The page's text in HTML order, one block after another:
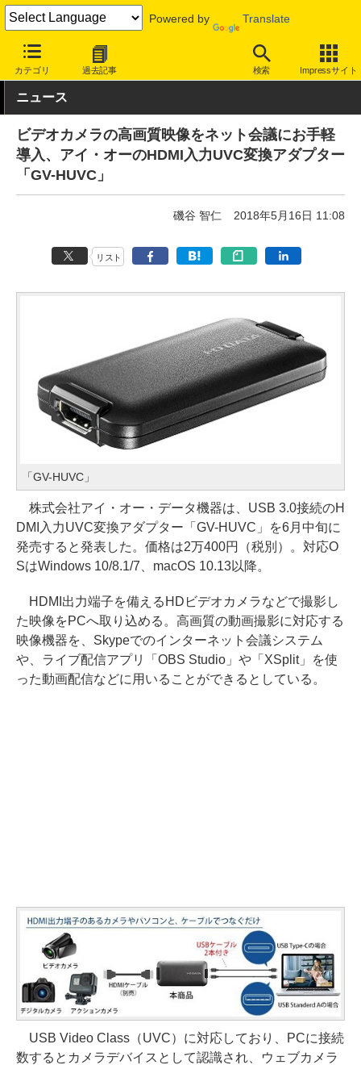
Powered by Translate
カテゴリ 過去記事 検索 Impressサイト
INTERNET Watch ハードウェア
ニュース
ビデオカメラの高画質映像をネット会議にお手軽
導入、アイ・オーのHDMI入力UVC変換アダプター
「GV-HUVC」
磯谷 智仁 2018年5月16日 11:08
リスト
「GV-HUVC」
株式会社アイ・オー・データ機器は、USB 3.0接続のH
DMI入力UVC変換アダプター「GV-HUVC」を6月中旬に
発売すると発表した。価格は2万400円（税別）。対応O
SはWindows 10/8.1/7、macOS 10.13以降。
HDMI出力端子を備えるHDビデオカメラなどで撮影し
た映像をPCへ取り込める。高画質の動画撮影に対応する
映像機器を、Skypeでのインターネット会議システム
や、ライブ配信アプリ「OBS Studio」や「XSplit」を使
った動画配信などに用いることができるとしている。
USB Video Class（UVC）に対応しており、PCに接続
数するとカメラデバイスとして認識され、ウェブカメラ